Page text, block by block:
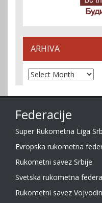
ARHIVA
Arhiva
Federacije
Super Rukometna Liga
Evropska rukometna
Rukometni savez Srbije
Svetska rukometna
Rukometni savez